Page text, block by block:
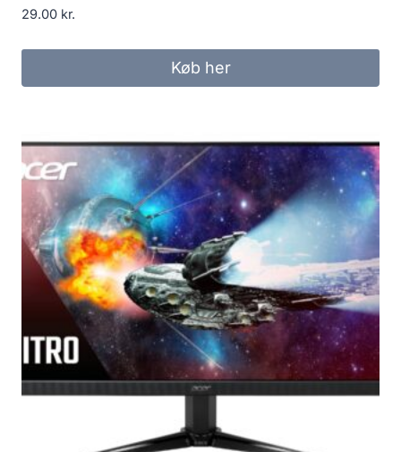
29.00 kr.
Køb her